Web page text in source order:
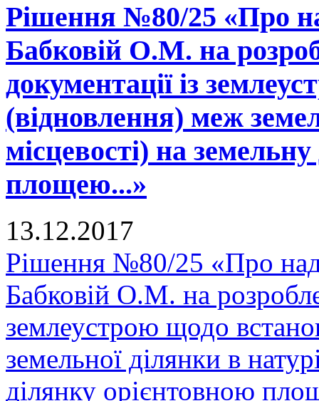
Рішення №80/25 «Про
Бабковій О.М. на
документації із
(відновлення) меж
місцевості) на
площею...»
13.12.2017
Рішення №80/25 «Про
Бабковій О.М. на
землеустрою щодо
земельної ділянки в
ділянку орієнтовною